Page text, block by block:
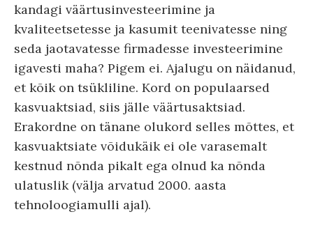
kandagi väärtusinvesteerimine ja
kvaliteetsetesse ja kasumit teenivatesse ning
seda jaotavatesse firmadesse investeerimine
igavesti maha? Pigem ei. Ajalugu on näidanud,
et kõik on tsükliline. Kord on populaarsed
kasvuaktsiad, siis jälle väärtusaktsiad.
Erakordne on tänane olukord selles mõttes, et
kasvuaktsiate võidukäik ei ole varasemalt
kestnud nõnda pikalt ega olnud ka nõnda
ulatuslik (välja arvatud 2000. aasta
tehnoloogiamulli ajal).